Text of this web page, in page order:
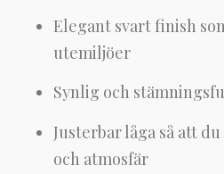
Elegant svart finish
utemiljöer
Synlig och
Justerbar låga så att
och atmosfär